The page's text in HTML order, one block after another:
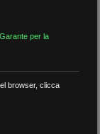
Garante per la
browser, clicca